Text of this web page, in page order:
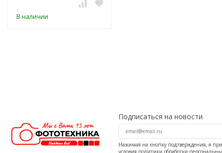
В наличии
Подписаться на новости
Нажимая на кнопку подтверждения, я
условия политики обработки